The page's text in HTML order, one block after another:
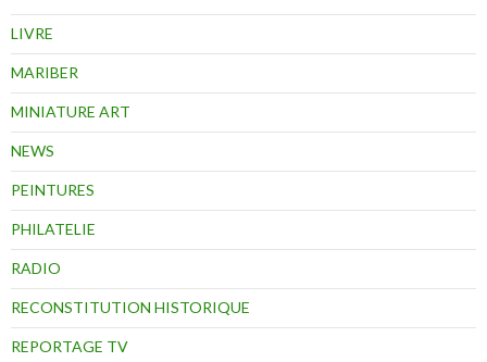
LIVRE
MARIBER
MINIATURE ART
NEWS
PEINTURES
PHILATELIE
RADIO
RECONSTITUTION HISTORIQUE
REPORTAGE TV